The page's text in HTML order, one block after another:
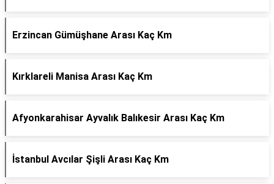
Erzincan Gümüşhane Arası Kaç Km
Kırklareli Manisa Arası Kaç Km
Afyonkarahisar Ayvalık Balıkesir Arası Kaç Km
İstanbul Avcılar Şişli Arası Kaç Km